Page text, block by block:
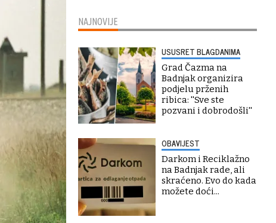
NAJNOVIJE
USUSRET BLAGDANIMA
Grad Čazma na
Badnjak organizira
podjelu prženih
ribica: ''Sve ste
pozvani i dobrodošli''
OBAVIJEST
Darkom i Reciklažno
na Badnjak rade, ali
skraćeno. Evo do kada
možete doći...